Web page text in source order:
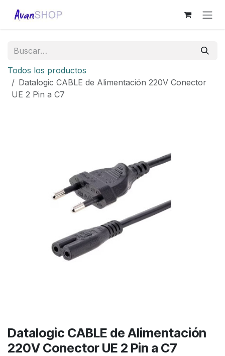
Todos los productos
Datalogic CABLE de Alimentación 220V Conector
UE 2 Pin a C7
Datalogic CABLE de Alimentación
220V Conector UE 2 Pin a C7